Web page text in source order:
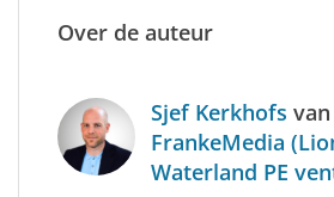
Over de auteur
Sjef Kerkhofs van
FrankeMedia
Waterland PE